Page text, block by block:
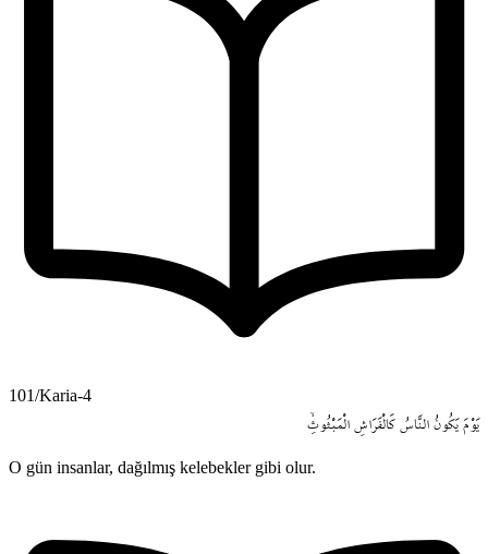
101/Karia-4
يَوْمَ يَكُونُ النَّاسُ كَالْفَرَاشِ الْمَبْثُوثِۙ
O gün insanlar, dağılmış kelebekler gibi olur.